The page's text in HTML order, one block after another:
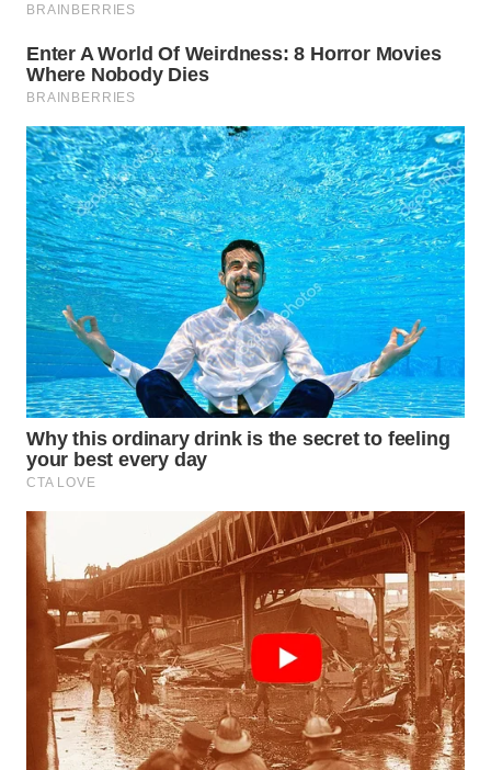
WN
WN
SERIBU
WN
TANGERANG
WN
BINJAI
WN
CIREBON
WN
INDRAMAYU
KUNINGAN
WN
MAJALENGKA
WN
SUBANG